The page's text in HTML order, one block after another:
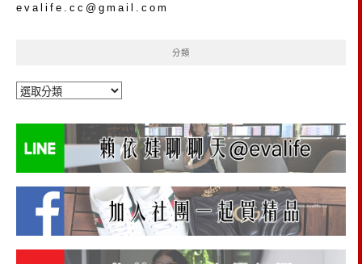
evalife.cc@gmail.com
分類
分